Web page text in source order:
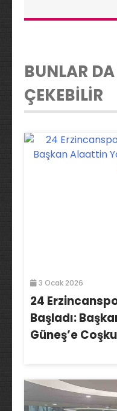
BUNLAR
ÇEKEBİLİR
3 Ocak 2026
24
Başladı:
Güneş’e